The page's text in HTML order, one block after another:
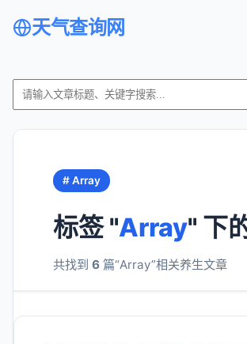
天气查询网
# Array
标签 "Array" 下
共找到 6 篇“Array”相关养生文章